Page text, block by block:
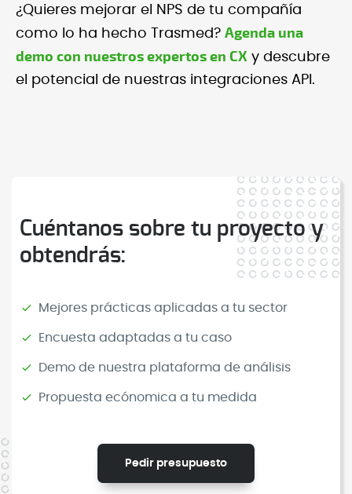
¿Quieres mejorar el NPS de tu compañía
como lo ha hecho Trasmed? Agenda una
demo con nuestros expertos en CX y descubre
el potencial de nuestras integraciones API.
Cuéntanos sobre tu proyecto y
obtendrás:
Mejores prácticas aplicadas a tu sector
Encuesta adaptadas a tu caso
Demo de nuestra plataforma de análisis
Propuesta ecónomica a tu medida
Pedir presupuesto